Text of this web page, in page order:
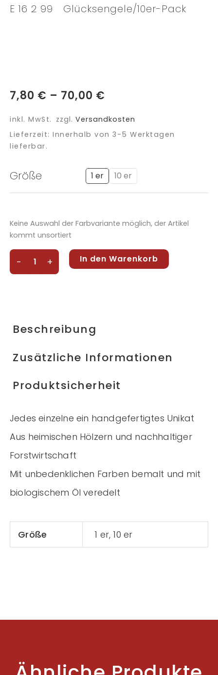
E 16 2 99 Glücksengele/10er-Pack
7,80 € – 70,00 €
inkl. MwSt. zzgl. Versandkosten
Lieferzeit: Innerhalb von 3-5 Werktagen
lieferbar.
Größe 1 er 10 er
Keine Auswahl der Farbvariante möglich, der Artikel
kommt unsortiert
-
Glücksengele
Menge
+ In den Warenkorb
Beschreibung
Zusätzliche Informationen
Produktsicherheit
Jedes einzelne ein handgefertigtes Unikat
Aus heimischen Hölzern und nachhaltiger
Forstwirtschaft
Mit unbedenklichen Farben bemalt und mit
biologischem Öl veredelt
Größe 1 er, 10 er